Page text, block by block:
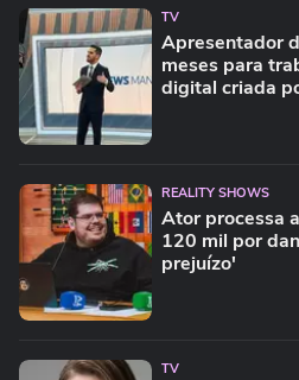
TV
Apresentador
meses para
digital criada
REALITY SHOWS
Ator processa
120 mil por
prejuízo'
TV